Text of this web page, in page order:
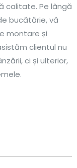
calitate. Pe lângă
bucătărie, vă
montare și
clientul nu
ci și ulterior,